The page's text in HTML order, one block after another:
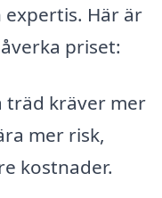
Här är
priset:
träd kräver mer
mer risk,
kostnader.